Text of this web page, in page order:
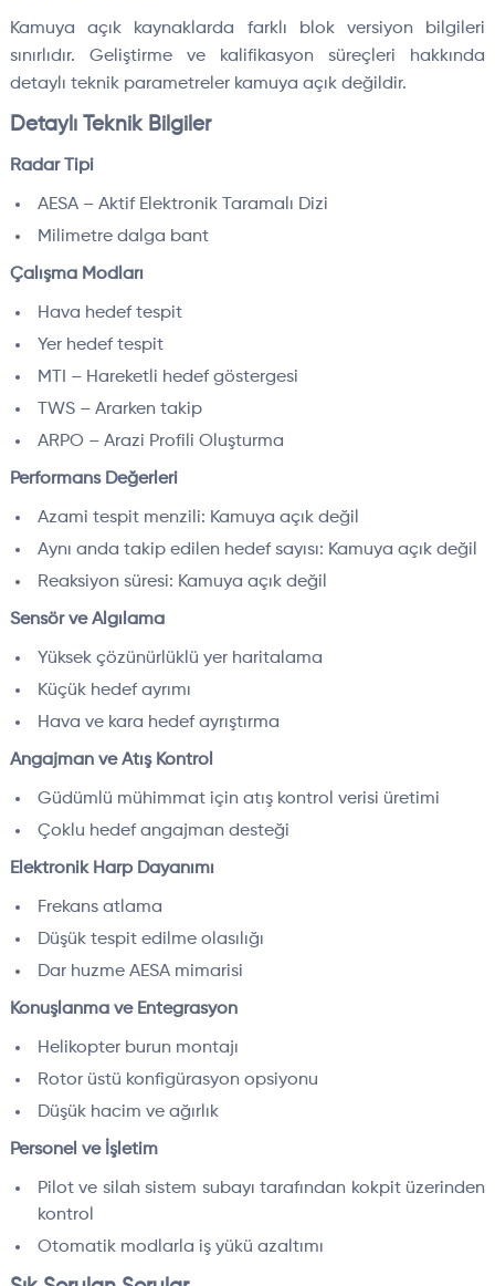
Kamuya açık kaynaklarda farklı blok versiyon bilgileri
sınırlıdır. Geliştirme ve kalifikasyon süreçleri hakkında
detaylı teknik parametreler kamuya açık değildir.
Detaylı Teknik Bilgiler
Radar Tipi
AESA – Aktif Elektronik Taramalı Dizi
Milimetre dalga bant
Çalışma Modları
Hava hedef tespit
Yer hedef tespit
MTI – Hareketli hedef göstergesi
TWS – Ararken takip
ARPO – Arazi Profili Oluşturma
Performans Değerleri
Azami tespit menzili: Kamuya açık değil
Aynı anda takip edilen hedef sayısı: Kamuya açık değil
Reaksiyon süresi: Kamuya açık değil
Sensör ve Algılama
Yüksek çözünürlüklü yer haritalama
Küçük hedef ayrımı
Hava ve kara hedef ayrıştırma
Angajman ve Atış Kontrol
Güdümlü mühimmat için atış kontrol verisi üretimi
Çoklu hedef angajman desteği
Elektronik Harp Dayanımı
Frekans atlama
Düşük tespit edilme olasılığı
Dar huzme AESA mimarisi
Konuşlanma ve Entegrasyon
Helikopter burun montajı
Rotor üstü konfigürasyon opsiyonu
Düşük hacim ve ağırlık
Personel ve İşletim
Pilot ve silah sistem subayı tarafından kokpit üzerinden
kontrol
Otomatik modlarla iş yükü azaltımı